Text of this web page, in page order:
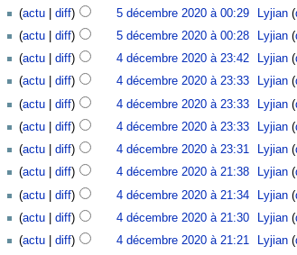
(actu| diff) 5 décembre 2020 à 00:29‎ Lyjian (
(actu| diff) 5 décembre 2020 à 00:28‎ Lyjian (
(actu| diff) 4 décembre 2020 à 23:42‎ Lyjian (
(actu| diff) 4 décembre 2020 à 23:33‎ Lyjian (
(actu| diff) 4 décembre 2020 à 23:33‎ Lyjian (
(actu| diff) 4 décembre 2020 à 23:33‎ Lyjian (
(actu| diff) 4 décembre 2020 à 23:31‎ Lyjian (
(actu| diff) 4 décembre 2020 à 21:38‎ Lyjian (
(actu| diff) 4 décembre 2020 à 21:34‎ Lyjian (
(actu| diff) 4 décembre 2020 à 21:30‎ Lyjian (
(actu| diff) 4 décembre 2020 à 21:21‎ Lyjian (